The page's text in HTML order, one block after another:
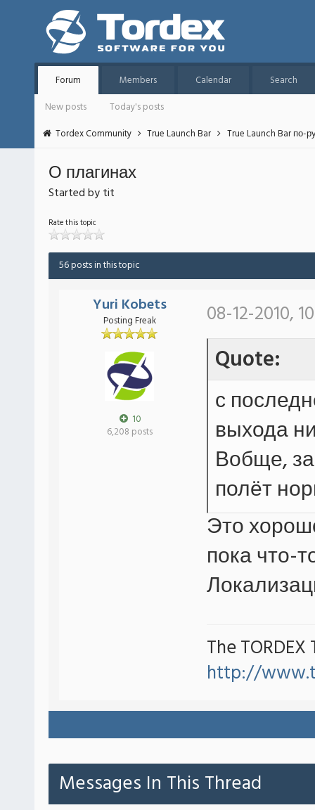
Forum Members Calendar
Search
New posts
Today's posts
Tordex Community
True Launch Bar True Launch Bar по-
О плагинах
Started by tit
Rate this topic
56 posts in this topic
Yuri Kobets
Posting Freak
10
6,208 posts
08-12-2010,
Quote:
с
выхода
Вобще,
полёт
Это
пока что-
The TORDEX
http://
Messages In This Thread